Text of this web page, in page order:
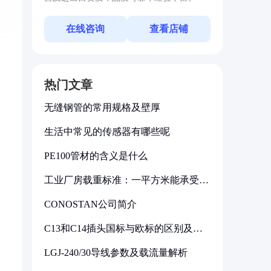
在线咨询 查看店铺
热门文章
无缝钢管的常用规格及壁厚
生活中常见的传感器有哪些呢
PE100管材的含义是什么
工业厂房载重标准：一平方米能承受多
CONOSTAN公司简介
C13和C14插头国标与欧标的区别及其
LGJ-240/30导线参数及载流量解析